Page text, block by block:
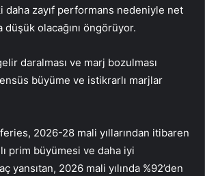
daha zayıf performans nedeniyle net
düşük olacağını öngörüyor.
daralması ve marj bozulması
büyüme ve istikrarlı marjlar
2026-28 mali yıllarından itibaren
prim büyümesi ve daha iyi
yansıtan, 2026 mali yılında %92’den